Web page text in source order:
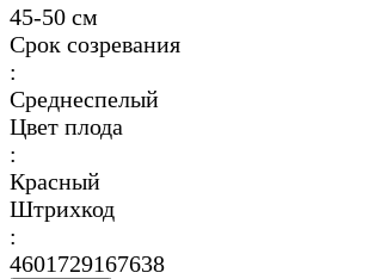
45-50 см
Срок созревания
:
Среднеспелый
Цвет плода
:
Красный
Штрихкод
:
4601729167638